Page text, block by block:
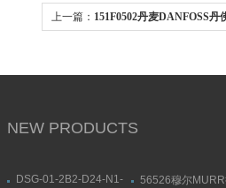
上一篇： 151F0502丹麦DANFOSS丹
NEW PRODUCTS
DSG-01-2B2-D24-N1-
56526穆尔